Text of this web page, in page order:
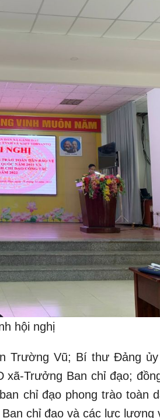
hội nghị
Trường Vũ; Bí thư Đảng
Trưởng Ban chỉ đạo;
chỉ đạo phong trào toàn
chỉ đạo và các lực lượng